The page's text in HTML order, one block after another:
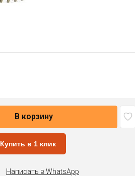
В корзину
Купить в 1 клик
Написать в WhatsApp